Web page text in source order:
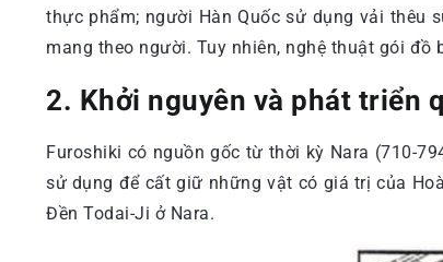
thực phẩm; người Hàn Quốc sử dụng vải thêu
mang theo người. Tuy nhiên, nghệ thuật gói
2. Khởi nguyên và phát triển
Furoshiki có nguồn gốc từ thời kỳ Nara (710-
sử dụng để cất giữ những vật có giá trị của
Đền Todai-Ji ở Nara.